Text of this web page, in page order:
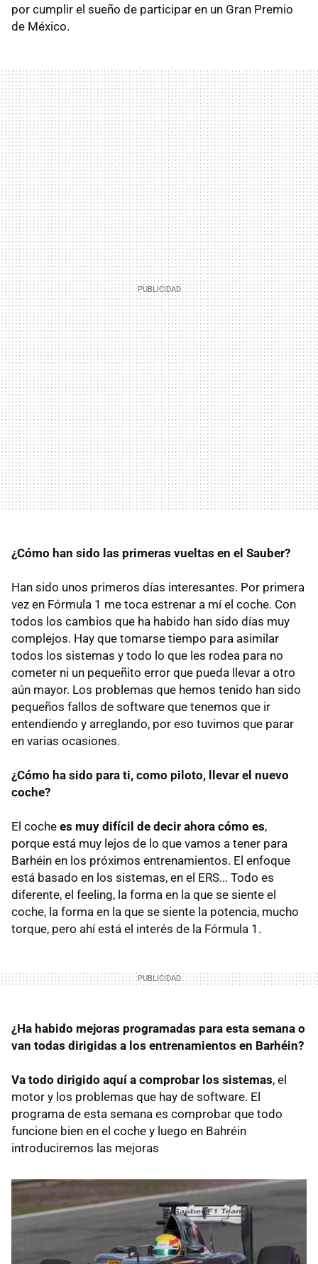
por cumplir el sueño de participar en un Gran Premio
de México.
¿Cómo han sido las primeras vueltas en el Sauber?
Han sido unos primeros días interesantes. Por primera
vez en Fórmula 1 me toca estrenar a mí el coche. Con
todos los cambios que ha habido han sido días muy
complejos. Hay que tomarse tiempo para asimilar
todos los sistemas y todo lo que les rodea para no
cometer ni un pequeñito error que pueda llevar a otro
aún mayor. Los problemas que hemos tenido han sido
pequeños fallos de software que tenemos que ir
entendiendo y arreglando, por eso tuvimos que parar
en varias ocasiones.
¿Cómo ha sido para ti, como piloto, llevar el nuevo
coche?
El coche es muy difícil de decir ahora cómo es,
porque está muy lejos de lo que vamos a tener para
Barhéin en los próximos entrenamientos. El enfoque
está basado en los sistemas, en el ERS... Todo es
diferente, el feeling, la forma en la que se siente el
coche, la forma en la que se siente la potencia, mucho
torque, pero ahí está el interés de la Fórmula 1.
¿Ha habido mejoras programadas para esta semana o
van todas dirigidas a los entrenamientos en Barhéin?
Va todo dirigido aquí a comprobar los sistemas, el
motor y los problemas que hay de software. El
programa de esta semana es comprobar que todo
funcione bien en el coche y luego en Bahréin
introduciremos las mejoras